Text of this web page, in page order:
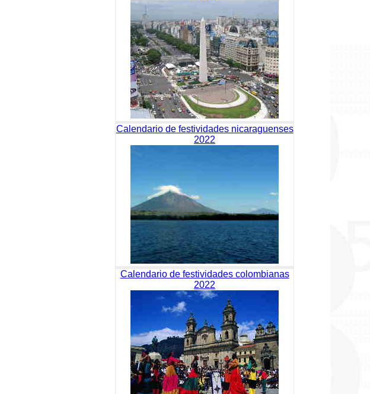
Calendario de festividades nicaraguenses
2022
Calendario de festividades colombianas
2022